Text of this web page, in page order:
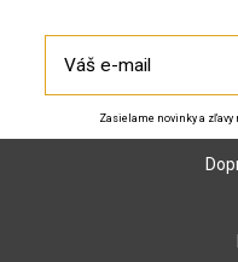
Zasielame novinky a zľavy